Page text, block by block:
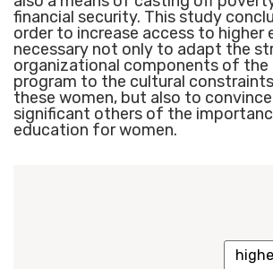
financial security. This study
order to increase access to higher
necessary not only to adapt the
organizational components of the
program to the cultural
these women, but also to
significant others of the
education for women.